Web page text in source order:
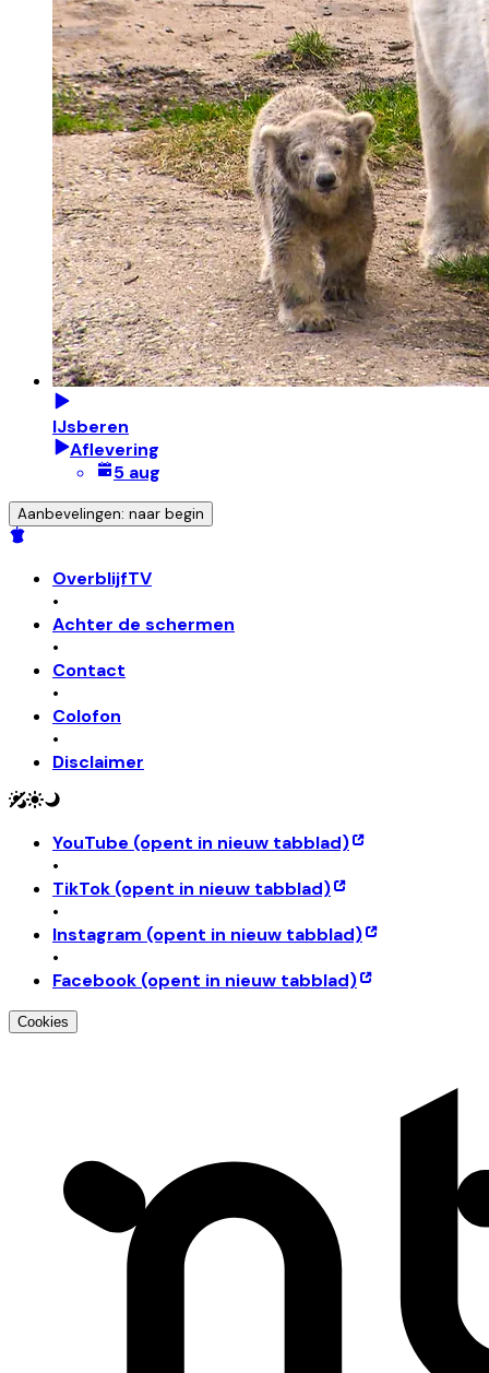
IJsberen
Aflevering
5 aug
Aanbevelingen: naar begin
OverblijfTV
•
Achter de schermen
•
Contact
•
Colofon
•
Disclaimer
YouTube (opent in nieuw tabblad)
•
TikTok (opent in nieuw tabblad)
•
Instagram (opent in nieuw tabblad)
•
Facebook (opent in nieuw tabblad)
Cookies